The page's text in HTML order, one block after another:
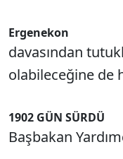
Ergenekon
davasından
olabileceğine de
1902 GÜN SÜRDÜ
Başbakan